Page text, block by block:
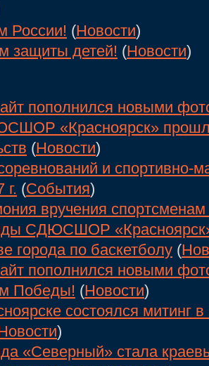
России! (Новости)
защиты детей! (Новости)
пополнился новыми
«Красноярск»
(Новости)
и спортивно-
г. (События)
вручения спортсменам
СДЮСШОР «Красноярск»
города по баскетболу (
пополнился новыми
Победы! (Новости)
состоялся митинг
)
«Северный» стала